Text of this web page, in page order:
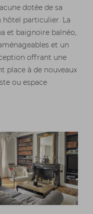
dotée de sa
hôtel particulier. La
et baignoire balnéo,
et un
offrant une
place à de nouveaux
ou espace